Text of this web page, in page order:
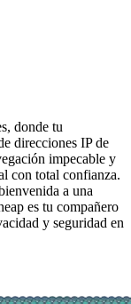
donde tu
direcciones IP de
impecable y
con total confianza.
a una
es tu compañero
y seguridad en